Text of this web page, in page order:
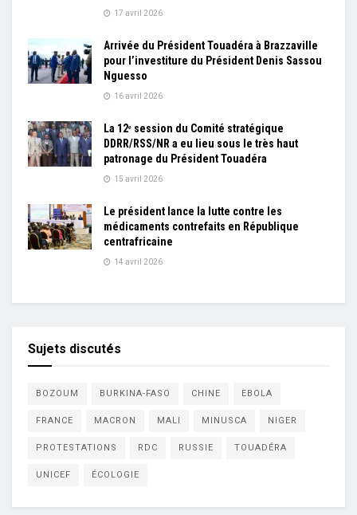
17 avril 2026
Arrivée du Président Touadéra à Brazzaville
pour l’investiture du Président Denis Sassou
Nguesso
16 avril 2026
La 12ᵉ session du Comité stratégique
DDRR/RSS/NR a eu lieu sous le très haut
patronage du Président Touadéra
15 avril 2026
Le président lance la lutte contre les
médicaments contrefaits en République
centrafricaine
14 avril 2026
Sujets discutés
BOZOUM BURKINA-FASO CHINE EBOLA
FRANCE MACRON MALI MINUSCA NIGER
PROTESTATIONS RDC RUSSIE TOUADÉRA
UNICEF ÉCOLOGIE